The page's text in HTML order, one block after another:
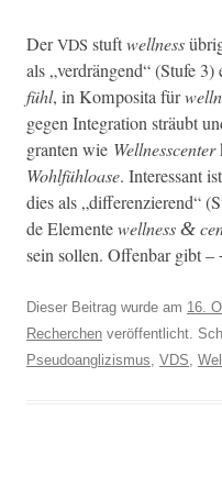
DerVDS stuftwell­ness
als „ver­drän­gend“ (Stufe
fühl, in Kom­posi­ta für
gegen Inte­gra­tion sträubt
granten wie Well­ness­cen­ter
Wohlfühloase. Inter­es­sant
dies als „dif­feren­zierend“
de Ele­mentewell­ness &
sein sollen. Offen­bar gibt –
Dieser Beitrag wurde am 16.
Recherchen veröffentlicht.
Pseudoanglizismus VDS